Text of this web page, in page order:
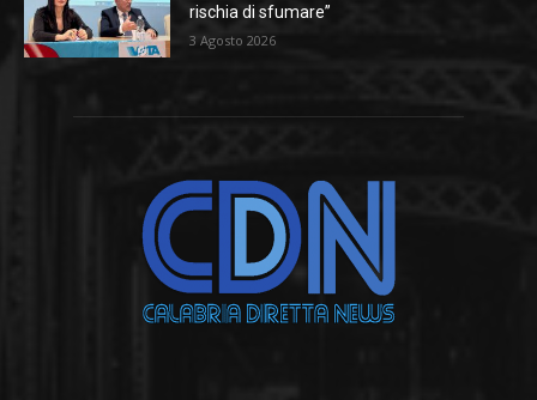
rischia di sfumare”
3 Agosto 2026